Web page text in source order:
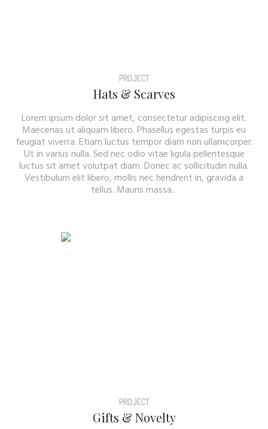
PROJECT
Hats & Scarves
Lorem ipsum dolor sit amet, consectetur adipiscing elit.
Maecenas ut aliquam libero. Phasellus egestas turpis eu
feugiat viverra. Etiam luctus tempor diam non ullamcorper.
Ut in varius nulla. Sed nec odio vitae ligula pellentesque
luctus sit amet volutpat diam. Donec ac sollicitudin nulla.
Vestibulum elit libero, mollis nec hendrerit in, gravida a
tellus. Mauris massa...
PROJECT
Gifts & Novelty